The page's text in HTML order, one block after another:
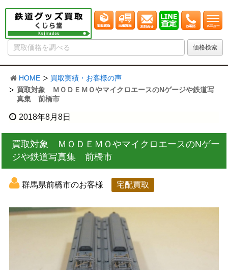
HOME
買取実績・お客様の声
買取対象 ＭＯＤＥＭＯやマイクロエースのNゲージや鉄道写
真集 前橋市
2018年8月8日
買取対象 ＭＯＤＥＭＯやマイクロエースのNゲー
ジや鉄道写真集 前橋市
群馬県前橋市のお客様 宅配買取